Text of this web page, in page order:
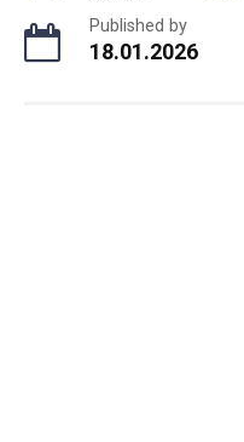
Published by
18.01.2026